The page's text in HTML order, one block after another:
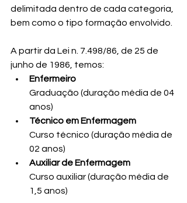
delimitada dentro de cada categoria,
bem como o tipo formação envolvido.
A partir da Lei n. 7.498/86, de 25 de
junho de 1986, temos:
Enfermeiro
Graduação (duração média de 04
anos)
Técnico em Enfermagem
Curso técnico (duração média de
02 anos)
Auxiliar de Enfermagem
Curso auxiliar (duração média de
1,5 anos)